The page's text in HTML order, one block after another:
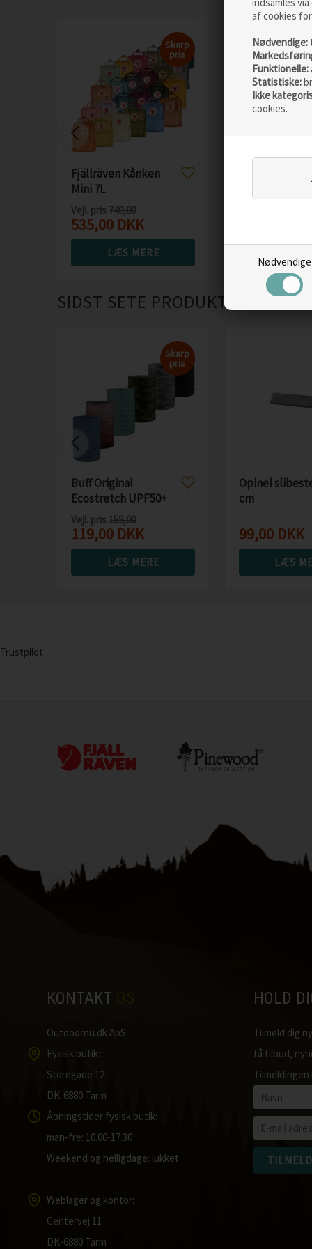
af cookies
Nødvendige:
Funktionelle:
Statistiske:
Ikke
cookies.
Nødvendige
Skarp
pris
Fjällräven Kånken
Mini 7L
Vejl. pris 749,00
535,00 DKK
LÆS MERE
SIDST SETE PRODUKTER
Skarp
pris
Buff Original
Ecostretch UPF50+
halsedisse
Vejl. pris 159,00
119,00 DKK
LÆS MERE
Opinel
cm
99,00 DKK
LÆS
Trustpilot
KONTAKT
Outdoornu.dk ApS
Fysisk butik:
Storegade 12
DK-6880 Tarm
Åbningstider fysisk butik:
man-fre: 10.00-17.30
Weekend og helligdage: lukket
Weblager og kontor:
Centervej 11
DK-6880 Tarm
HOLD
Tilmeld dig
få tilbud,